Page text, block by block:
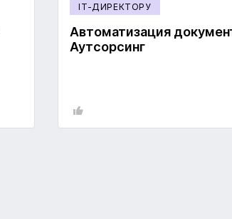
IT-ДИРЕКТОРУ
Автоматизация
Аутсорсинг